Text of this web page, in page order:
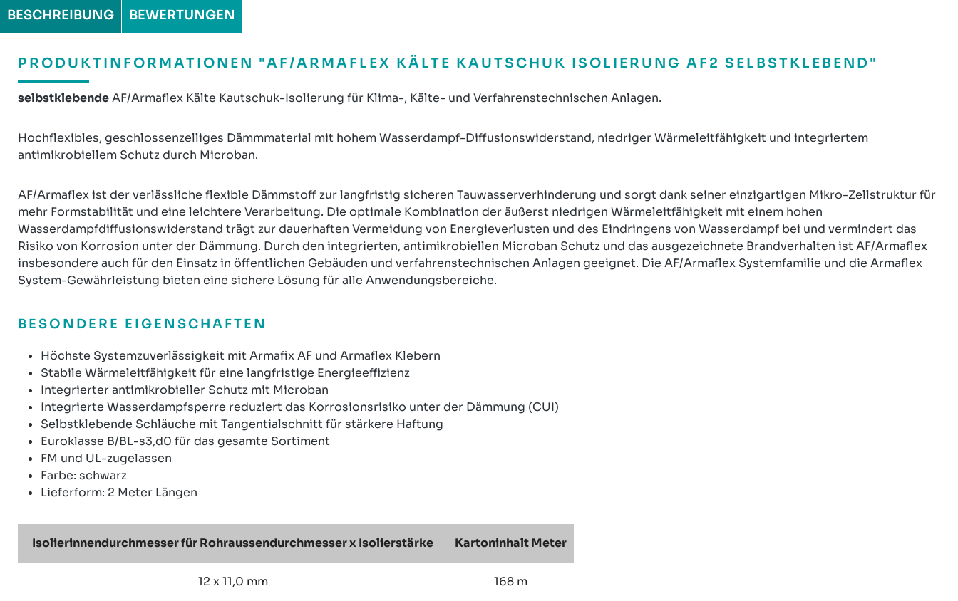
BESCHREIBUNG BEWERTUNGEN
PRODUKTINFORMATIONEN "AF/ARMAFLEX KÄLTE KAUTSCHUK ISOLIERUNG AF2 SELBSTKLEBEND"
selbstklebendeAF/Armaflex Kälte Kautschuk-Isolierung für Klima-, Kälte- und Verfahrenstechnischen Anlagen.
Hochflexibles, geschlossenzelliges Dämmmaterial mit hohem Wasserdampf-Diffusionswiderstand, niedriger Wärmeleitfähigkeit und integriertem
antimikrobiellem Schutz durch Microban.
AF/Armaflex ist der verlässliche flexible Dämmstoff zur langfristig sicheren Tauwasserverhinderung und sorgt dank seiner einzigartigen Mikro-Zellstruktur für
mehr Formstabilität und eine leichtere Verarbeitung. Die optimale Kombination der äußerst niedrigen Wärmeleitfähigkeit mit einem hohen
Wasserdampfdiffusionswiderstand trägt zur dauerhaften Vermeidung von Energieverlusten und des Eindringens von Wasserdampf bei und vermindert das
Risiko von Korrosion unter der Dämmung. Durch den integrierten, antimikrobiellen Microban Schutz und das ausgezeichnete Brandverhalten ist AF/Armaflex
insbesondere auch für den Einsatz in öffentlichen Gebäuden und verfahrenstechnischen Anlagen geeignet. Die AF/Armaflex Systemfamilie und die Armaflex
System-Gewährleistung bieten eine sichere Lösung für alle Anwendungsbereiche.
BESONDERE EIGENSCHAFTEN
Höchste Systemzuverlässigkeit mit Armafix AF und Armaflex Klebern
Stabile Wärmeleitfähigkeit für eine langfristige Energieeffizienz
Integrierter antimikrobieller Schutz mit Microban
Integrierte Wasserdampfsperre reduziert das Korrosionsrisiko unter der Dämmung (CUI)
Selbstklebende Schläuche mit Tangentialschnitt für stärkere Haftung
Euroklasse B/BL-s3,d0 für das gesamte Sortiment
FM und UL-zugelassen
Farbe: schwarz
Lieferform: 2 Meter Längen
Isolierinnendurchmesser für Rohraussendurchmesser x Isolierstärke Kartoninhalt Meter
12 x 11,0 mm 168 m